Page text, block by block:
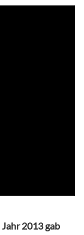
2013 gab